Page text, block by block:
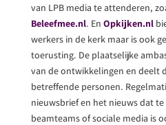
van LPB media te attenderen,
Beleefmee.nl. En Opkijken.nl
werkers in de kerk maar is ook
toerusting. De plaatselijke
van de ontwikkelingen en deelt
betreffende personen.
nieuwsbrief en het nieuws dat
beamteams of sociale media is